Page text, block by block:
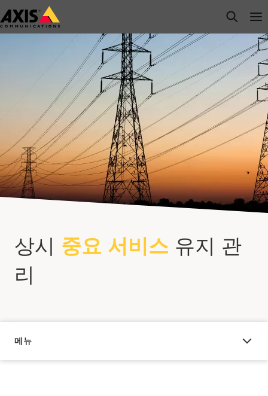
주
요
기
open
상시 중요 서비스 유지 관
리
메뉴
오버뷰